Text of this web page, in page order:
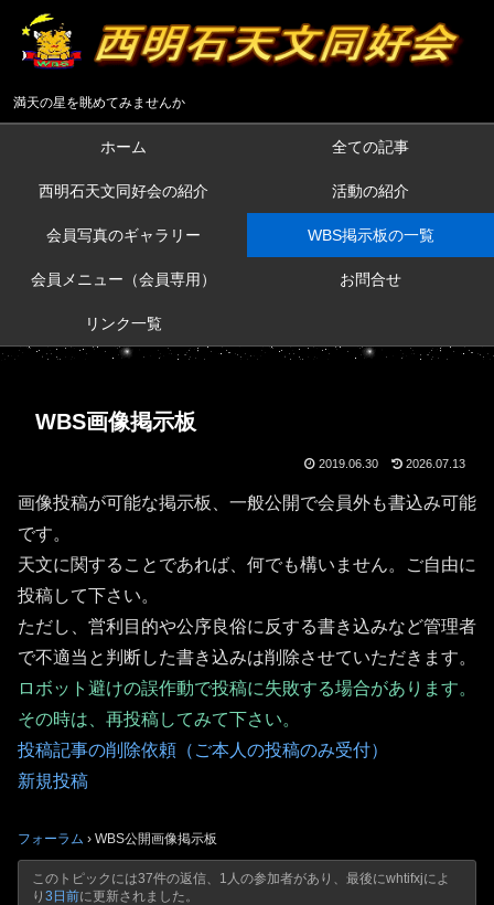
満天の星を眺めてみませんか
ホーム 全ての記事
西明石天文同好会の紹介 活動の紹介
会員写真のギャラリー WBS掲示板の一覧
会員メニュー（会員専用） お問合せ
リンク一覧
WBS画像掲示板
2019.06.30 2026.07.13
画像投稿が可能な掲示板、一般公開で会員外も書込み可能
です。
天文に関することであれば、何でも構いません。ご自由に
投稿して下さい。
ただし、営利目的や公序良俗に反する書き込みなど管理者
で不適当と判断した書き込みは削除させていただきます。
ロボット避けの誤作動で投稿に失敗する場合があります。
その時は、再投稿してみて下さい。
投稿記事の削除依頼（ご本人の投稿のみ受付）
新規投稿
フォーラム › WBS公開画像掲示板
このトピックには37件の返信、1人の参加者があり、最後にwhtifxjによ
り 3日前に更新されました。